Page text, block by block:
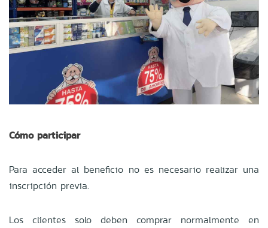
Cómo participar
Para acceder al beneficio no es necesario realizar una
inscripción previa.
Los clientes solo deben comprar normalmente en